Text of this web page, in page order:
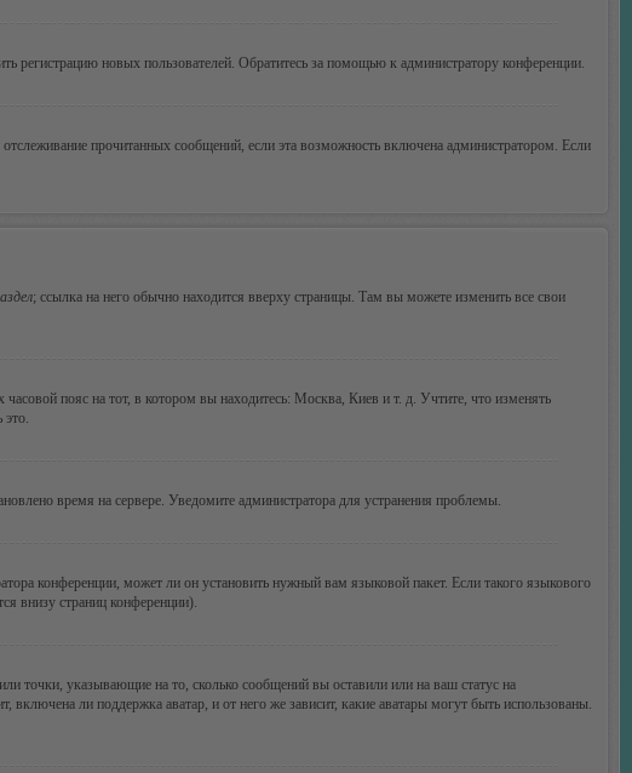
регистрацию новых пользователей. Обратитесь за помощью к администратору конференции.
прочитанных сообщений, если эта возможность включена администратором. Если
; ссылка на него обычно находится вверху страницы. Там вы можете изменить все свои
пояс на тот, в котором вы находитесь: Москва, Киев и т. д. Учтите, что изменять
это.
время на сервере. Уведомите администратора для устранения проблемы.
конференции, может ли он установить нужный вам языковой пакет. Если такого языкового
внизу страниц конференции).
точки, указывающие на то, сколько сообщений вы оставили или на ваш статус на
ли поддержка аватар, и от него же зависит, какие аватары могут быть использованы.